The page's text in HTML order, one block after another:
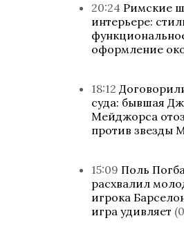
20:24 Римские
интерьере:
оформление
18:12
суда: бывшая
Мейджорса
против звезды
15:09 Поль
расхвалил
игрока
игра удивляет